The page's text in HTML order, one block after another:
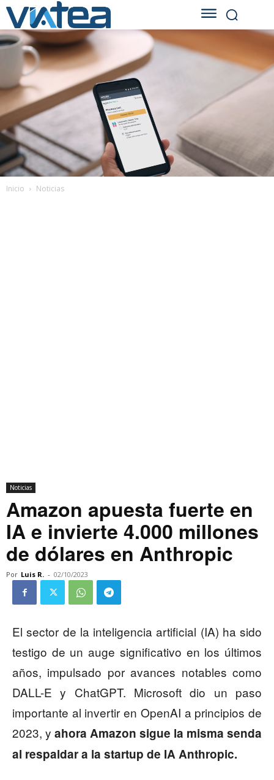
Inicio Noticias
Noticias
Amazon apuesta fuerte en
IA e invierte 4.000 millones
de dólares en Anthropic
Por Luis R. - 02/10/2023
El sector de la inteligencia artificial (IA) ha sido
testigo de un auge significativo en los últimos
años, impulsado por avances notables como
DALL-E y ChatGPT. Microsoft dio un paso
importante al invertir en OpenAI a principios de
2023, y ahora Amazon sigue la misma senda
al respaldar a la startup de IA Anthropic.